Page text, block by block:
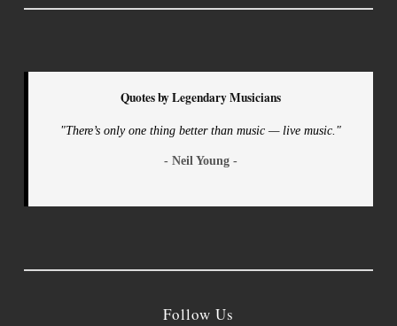
Quotes by Legendary Musicians
"There’s only one thing better than music — live music."
- Neil Young -
Follow Us